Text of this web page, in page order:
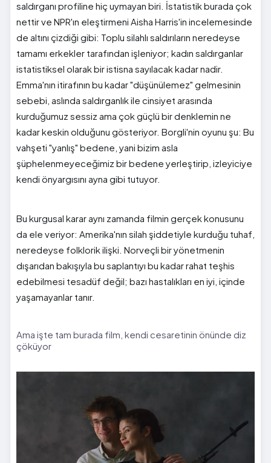
saldırganı profiline hiç uymayan biri. İstatistik burada çok
nettir ve NPR'ın eleştirmeni Aisha Harris'in incelemesinde
de altını çizdiği gibi: Toplu silahlı saldırıların neredeyse
tamamı erkekler tarafından işleniyor; kadın saldırganlar
istatistiksel olarak bir istisna sayılacak kadar nadir.
Emma'nın itirafının bu kadar "düşünülemez" gelmesinin
sebebi, aslında saldırganlık ile cinsiyet arasında
kurduğumuz sessiz ama çok güçlü bir denklemin ne
kadar keskin olduğunu gösteriyor. Borgli'nin oyunu şu: Bu
vahşeti "yanlış" bedene, yani bizim asla
şüphelenmeyeceğimiz bir bedene yerleştirip, izleyiciye
kendi önyargısını ayna gibi tutuyor.
Bu kurgusal karar aynı zamanda filmin gerçek konusunu
da ele veriyor: Amerika'nın silah şiddetiyle kurduğu tuhaf,
neredeyse folklorik ilişki. Norveçli bir yönetmenin
dışarıdan bakışıyla bu saplantıyı bu kadar rahat teşhis
edebilmesi tesadüf değil; bazı hastalıkları en iyi, içinde
yaşamayanlar tanır.
Ama işte tam burada film, kendi cesaretinin önünde diz
çöküyor